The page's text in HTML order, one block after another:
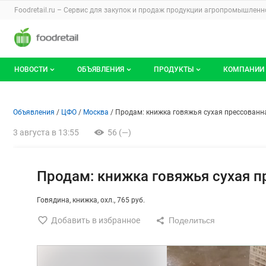
Раздел навигации по сайту
Foodretail.ru – Сервис для закупок и продаж продукции
Авторизация и меню пользователя
Навигация по разделам сайта foodretail.ru
НОВОСТИ ОБЪЯВЛЕНИЯ ПРОДУКТЫ КОМПАНИИ
Объявление: Продам:
Информация о объявлении
Навигация и управление
Объявления ЦФО Москва Продам: книжка говяжья сухая
3 августа в 13:55 56 (—)
Продам: книжка говяжья сухая
Говядина книжка охл. 765 руб.
Добавить в избранное